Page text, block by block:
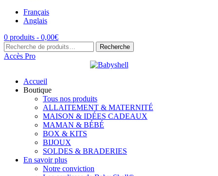
Français
Anglais
0 produits - 0,00€
Recherche
pour :
Recherche
Accès Pro
Accueil
Boutique
Tous nos produits
ALLAITEMENT & MATERNITÉ
MAISON & IDÉES CADEAUX
MAMAN & BÉBÉ
BOX & KITS
BIJOUX
SOLDES & BRADERIES
En savoir plus
Notre conviction